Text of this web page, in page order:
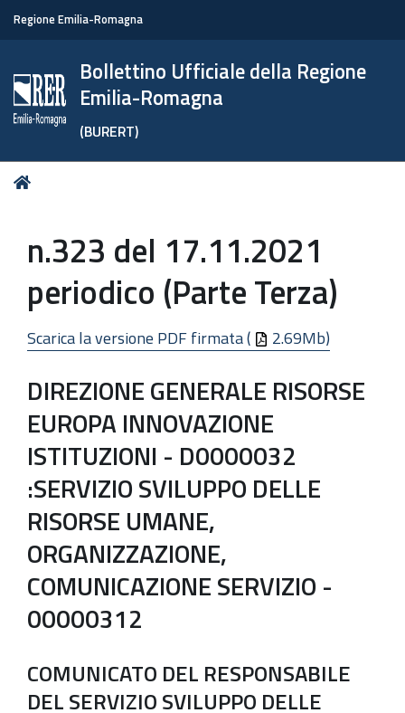
Regione Emilia-Romagna
Bollettino Ufficiale della Regione
Emilia-Romagna
(BURERT)
Tu
n.323 del 17.11.2021
periodico (Parte Terza)
Scarica la versione PDF firmata ( 2.69Mb)
DIREZIONE GENERALE RISORSE
EUROPA INNOVAZIONE
ISTITUZIONI - D0000032
:SERVIZIO SVILUPPO DELLE
RISORSE UMANE,
ORGANIZZAZIONE,
COMUNICAZIONE SERVIZIO -
00000312
COMUNICATO DEL RESPONSABILE
DEL SERVIZIO SVILUPPO DELLE